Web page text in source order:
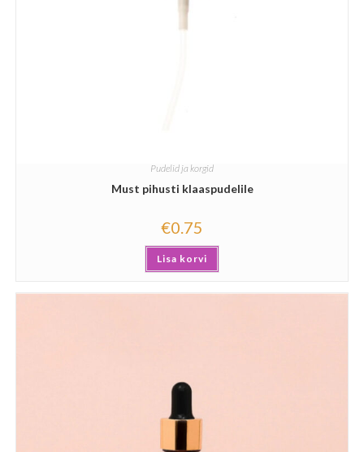
Pudelid ja korgid
Must pihusti klaaspudelile
€0.75
Lisa korvi